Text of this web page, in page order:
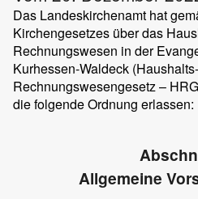
Das Landeskirchenamt hat
Kirchengesetzes über das
Rechnungswesen in der
Kurhessen-Waldeck
Rechnungswesengesetz –
die folgende Ordnung erlassen:
Allgemeine